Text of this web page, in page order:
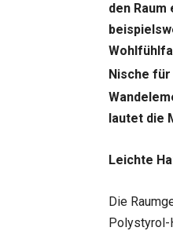
den
Nische für
lautet die
Leichte
Die
Polystyrol-